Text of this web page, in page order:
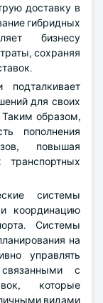
доставку в
гибридных
бизнесу
сохраняя
подталкивает
для своих
Таким образом,
пополнения
повышая
транспортных
системы
координацию
Системы
на
управлять
с
которые
видами